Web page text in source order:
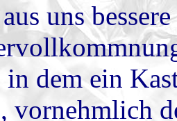
uns
in dem ein
vornehmlich